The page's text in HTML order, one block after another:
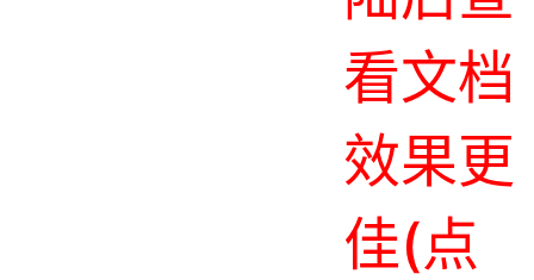
看文档
效果更
佳(点